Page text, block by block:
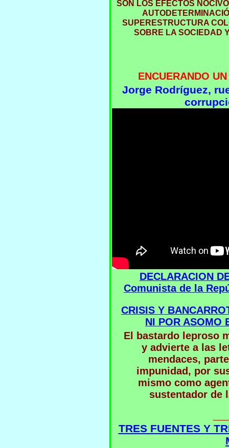
SON LOS EFECTOS
SUPERESTRUCTURA
SOBRE LA SOCIEDAD
ENCUERANDO
Jorge Rodríguez,
DECLARACION
Comunista de la
CRISIS Y
NI POR ASOMO
El bastardo leproso
y advierte a las
mendaces,
impunidad, por
mismo como
sustentador de
TRES FUENTES Y